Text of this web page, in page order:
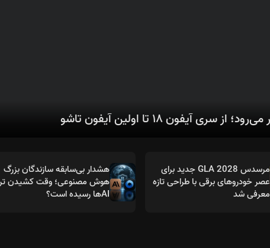
مرسدس GLA 2028 جدید برای
عصر خودروهای برقی با طراحی تازه
معرفی شد
هشدار بی‌سابقه سازندگان بزرگ
هوش مصنوعی؛ وقت کشیدن
AIها رسیده است؟